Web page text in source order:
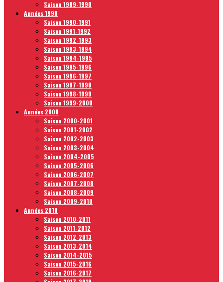
Saison 1989-1990
Années 1990
Saison 1990-1991
Saison 1991-1992
Saison 1992-1993
Saison 1993-1994
Saison 1994-1995
Saison 1995-1996
Saison 1996-1997
Saison 1997-1998
Saison 1998-1999
Saison 1999-2000
Années 2000
Saison 2000-2001
Saison 2001-2002
Saison 2002-2003
Saison 2003-2004
Saison 2004-2005
Saison 2005-2006
Saison 2006-2007
Saison 2007-2008
Saison 2008-2009
Saison 2009-2010
Années 2010
Saison 2010-2011
Saison 2011-2012
Saison 2012-2013
Saison 2013-2014
Saison 2014-2015
Saison 2015-2016
Saison 2016-2017